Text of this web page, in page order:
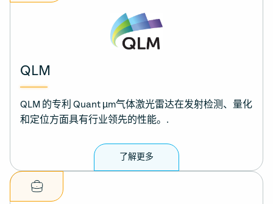
QLM
QLM 的专利 Quant µm气体激光雷达在发射检测、量化
和定位方面具有行业领先的性能。.
了解更多